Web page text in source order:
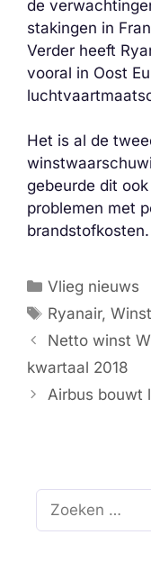
de
stakingen in
Verder heeft
vooral in Oost
Het is al de
gebeurde dit
problemen met
brandstofkosten.
Categorieën
Vlieg nieuws
Tags
Ryanair,
Netto winst
kwartaal 2018
Airbus bouwt
Zoek